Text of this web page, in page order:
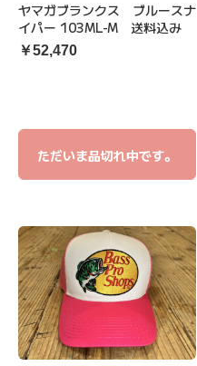
ヤマガブランクス ブルースナ
イパー 103ML-M 送料込み
￥52,470
ただいま品切れ中です。